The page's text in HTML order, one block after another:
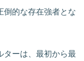
倒的な存在強者とな
ターは、最初から最